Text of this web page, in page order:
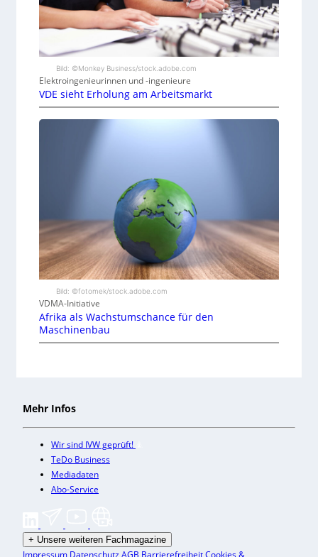
Bild: ©Monkey Business/stock.adobe.com
Elektroingenieurinnen und -ingenieure
VDE sieht Erholung am Arbeitsmarkt
Bild: ©fotomek/stock.adobe.com
VDMA-Initiative
Afrika als Wachstumschance für den
Maschinenbau
Mehr Infos
Wir sind IVW geprüft!
TeDo Business
Mediadaten
Abo-Service
+ Unsere weiteren Fachmagazine
Impressum Datenschutz AGB BarrierefreiheitCookies &